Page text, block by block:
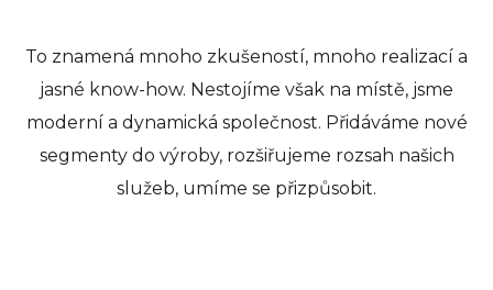
To znamená mnoho zkušeností, mnoho realizací a
jasné know-how. Nestojíme však na místě, jsme
moderní a dynamická společnost. Přidáváme nové
segmenty do výroby, rozšiřujeme rozsah našich
služeb, umíme se přizpůsobit.